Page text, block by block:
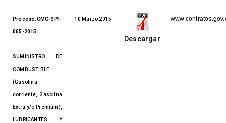
Proceso:CMC-SPI-
005-2015
SUMINISTRO DE
COMBUSTIBLE
(Gasolina
corriente, Gasolina
Extra y/o Premium),
LUBRICANTES Y
10 Marzo 2015
Descargar